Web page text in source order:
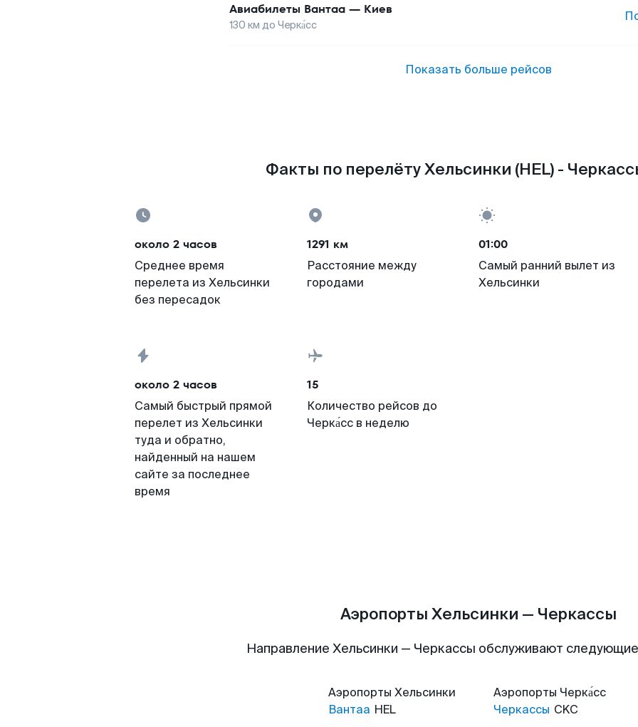
Авиабилеты Вантаа — Киев
130 км до Черка́сс
Показать больше рейсов
Факты по перелёту Хельсинки (HEL) -
около 2 часов
Среднее время
перелета из Хельсинки
без пересадок
1291 км
Расстояние между
городами
01:00
Самый ранний вылет из
Хельсинки
около 2 часов
Самый быстрый прямой
перелет из Хельсинки
туда и обратно,
найденный на нашем
сайте за последнее
время
15
Количество рейсов до
Черка́сс в неделю
Аэропорты Хельсинки — Черкассы
Направление Хельсинки — Черкассы обслуживают
Аэропорты Хельсинки
Вантаа HEL
Аэропорты Черка́сс
Черкассы CKC